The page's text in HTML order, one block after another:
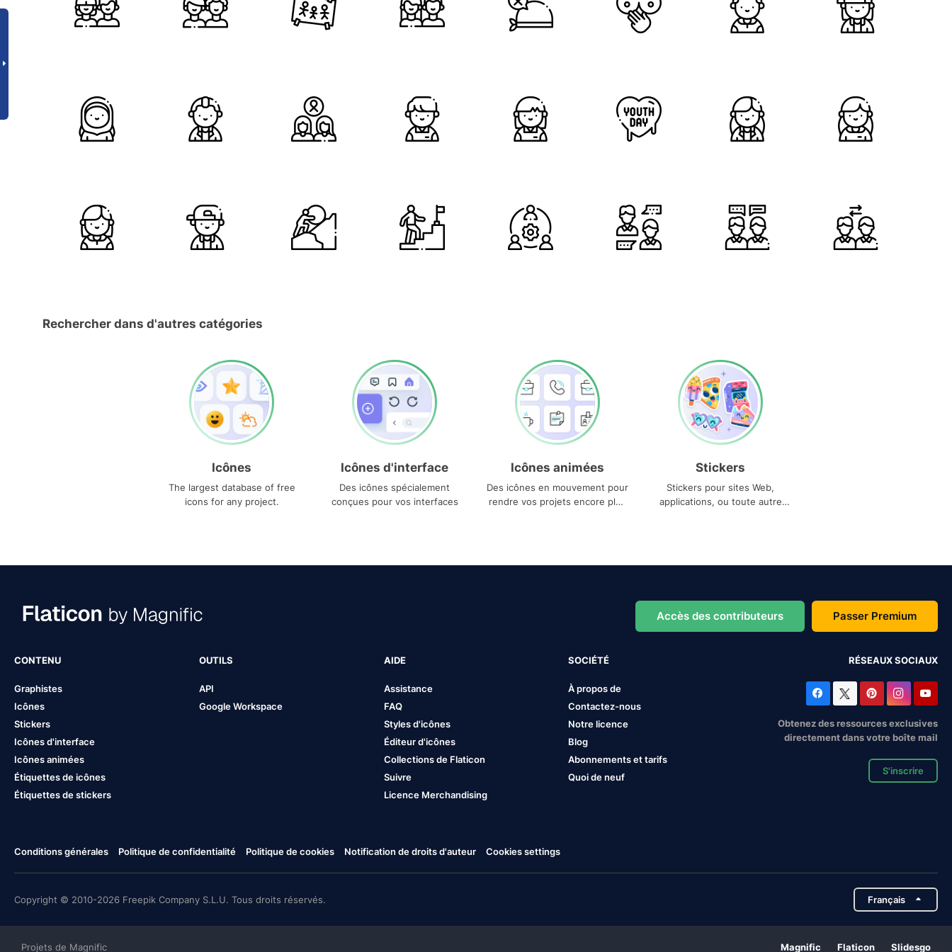
Rechercher dans d'autres catégories
Icônes
The largest database of free
icons for any project.
Icônes d'interface
Des icônes spécialement
conçues pour vos interfaces
Icônes animées
Des icônes en mouvement pour
rendre vos projets encore plus
Stickers
Stickers pour sites Web,
applications, ou toute autre
Accès des contributeurs Passer Premium
CONTENU
Graphistes
Icônes
Stickers
Icônes d'interface
Icônes animées
Étiquettes de icônes
Étiquettes de stickers
OUTILS
API
Google Workspace
AIDE
Assistance
FAQ
Styles d'icônes
Éditeur d'icônes
Collections de Flaticon
Suivre
Licence Merchandising
SOCIÉTÉ
À propos de
Contactez-nous
Notre licence
Blog
Abonnements et tarifs
Quoi de neuf
RÉSEAUX SOCIAUX
Obtenez des ressources exclusives
directement dans votre boîte mail
S'inscrire
Conditions générales Politique de confidentialité Politique de cookies Notification de droits d'auteur Cookies settings
Copyright © 2010-2026 Freepik Company S.L.U. Tous droits réservés. Français
Projets de Magnific Magnific Flaticon Slidesgo